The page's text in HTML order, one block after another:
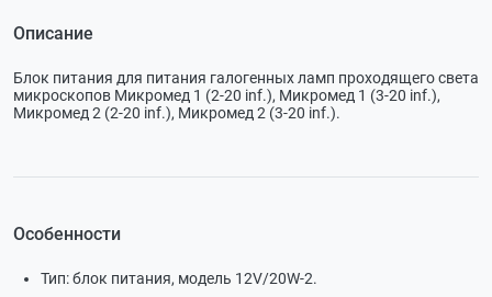
Описание
Блок питания для питания галогенных ламп проходящего света
микроскопов Микромед 1 (2-20 inf.), Микромед 1 (3-20 inf.),
Микромед 2 (2-20 inf.), Микромед 2 (3-20 inf.).
Особенности
Тип: блок питания, модель 12V/20W-2.